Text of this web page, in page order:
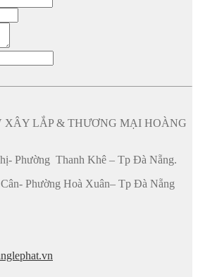
XÂY LẮP & THƯƠNG MẠI HOÀNG
Phường Thanh Khê – Tp Đà Nẵng.
Phường Hoà Xuân– Tp Đà Nẵng